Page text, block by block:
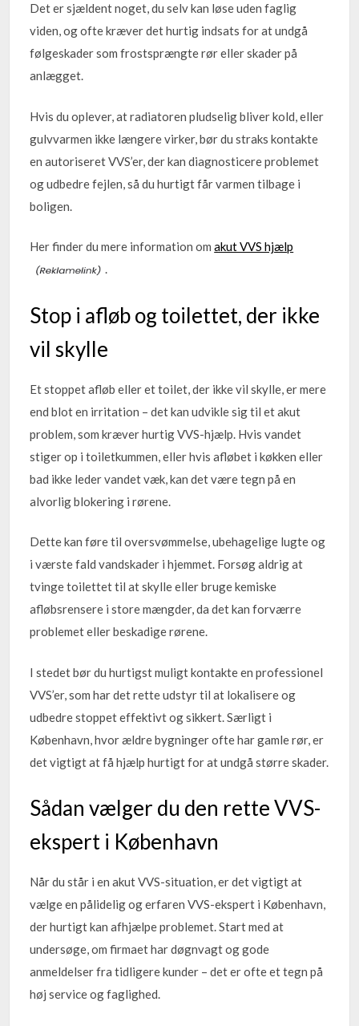
Det er sjældent noget, du selv kan løse uden faglig
viden, og ofte kræver det hurtig indsats for at undgå
følgeskader som frostsprængte rør eller skader på
anlægget.
Hvis du oplever, at radiatoren pludselig bliver kold, eller
gulvvarmen ikke længere virker, bør du straks kontakte
en autoriseret VVS’er, der kan diagnosticere problemet
og udbedre fejlen, så du hurtigt får varmen tilbage i
boligen.
Her finder du mere information omakut VVS hjælp
.
Stop i afløb og toilettet, der ikke
vil skylle
Et stoppet afløb eller et toilet, der ikke vil skylle, er mere
end blot en irritation – det kan udvikle sig til et akut
problem, som kræver hurtig VVS-hjælp. Hvis vandet
stiger op i toiletkummen, eller hvis afløbet i køkken eller
bad ikke leder vandet væk, kan det være tegn på en
alvorlig blokering i rørene.
Dette kan føre til oversvømmelse, ubehagelige lugte og
i værste fald vandskader i hjemmet. Forsøg aldrig at
tvinge toilettet til at skylle eller bruge kemiske
afløbsrensere i store mængder, da det kan forværre
problemet eller beskadige rørene.
I stedet bør du hurtigst muligt kontakte en professionel
VVS’er, som har det rette udstyr til at lokalisere og
udbedre stoppet effektivt og sikkert. Særligt i
København, hvor ældre bygninger ofte har gamle rør, er
det vigtigt at få hjælp hurtigt for at undgå større skader.
Sådan vælger du den rette VVS-
ekspert i København
Når du står i en akut VVS-situation, er det vigtigt at
vælge en pålidelig og erfaren VVS-ekspert i København,
der hurtigt kan afhjælpe problemet. Start med at
undersøge, om firmaet har døgnvagt og gode
anmeldelser fra tidligere kunder – det er ofte et tegn på
høj service og faglighed.